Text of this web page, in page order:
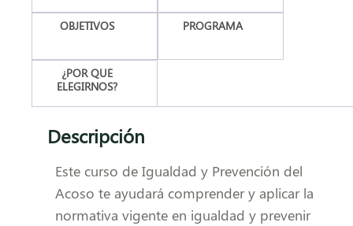
OBJETIVOS PROGRAMA
¿POR QUE
ELEGIRNOS?
Descripción
Este curso de Igualdad y Prevención del
Acoso te ayudará comprender y aplicar la
normativa vigente en igualdad y prevenir